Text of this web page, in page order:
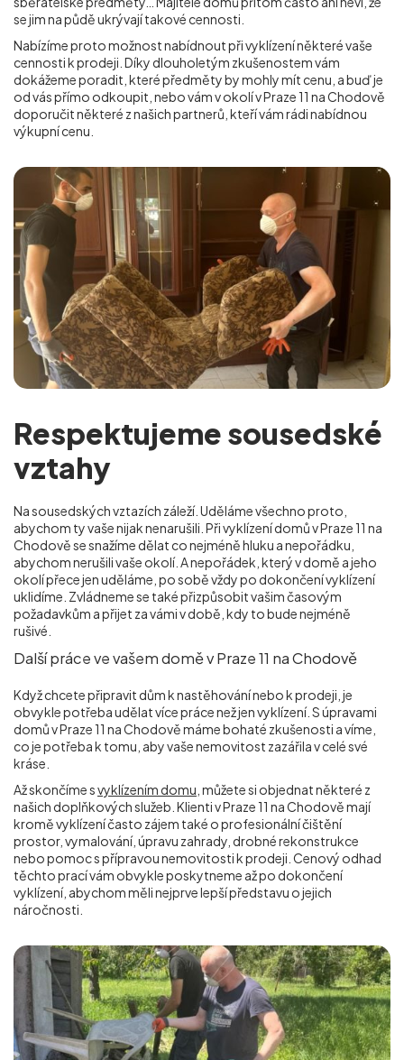
se jim na půdě ukrývají takové cennosti.
Nabízíme proto možnost nabídnout při vyklízení některé vaše
cennosti k prodeji. Díky dlouholetým zkušenostem vám
dokážeme poradit, které předměty by mohly mít cenu, a buď je
od vás přímo odkoupit, nebo vám v okolív Praze 11 na Chodově
doporučit některé z našich partnerů, kteří vám rádi nabídnou
výkupní cenu.
Respektujeme sousedské
vztahy
Na sousedských vztazích záleží. Uděláme všechno proto,
abychom ty vaše nijak nenarušili. Při vyklízení domů v Praze 11 na
Chodově se snažíme dělat co nejméně hluku a nepořádku,
abychom nerušili vaše okolí. A nepořádek, který v domě a jeho
okolí přece jen uděláme, po sobě vždy po dokončení vyklízení
uklidíme. Zvládneme se také přizpůsobit vašim časovým
požadavkům a přijet za vámi v době, kdy to bude nejméně
rušivé.
Další práce ve vašem domě v Praze 11 na Chodově
Když chcete připravit dům k nastěhování nebo k prodeji, je
obvykle potřeba udělat více práce než jen vyklízení. S úpravami
domů v Praze 11 na Chodově máme bohaté zkušenosti a víme,
co je potřeba k tomu, aby vaše nemovitost zazářila v celé své
kráse.
Až skončíme svyklízením domu , můžete si objednat některé z
našich doplňkových služeb. Klienti v Praze 11 na Chodově mají
kromě vyklízení často zájem také o profesionální čištění
prostor, vymalování, úpravu zahrady, drobné rekonstrukce
nebo pomoc s přípravou nemovitosti k prodeji. Cenový odhad
těchto prací vám obvykle poskytneme až po dokončení
vyklízení, abychom měli nejprve lepší představu o jejich
náročnosti.